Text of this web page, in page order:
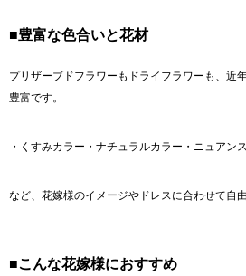
■豊富な色合いと花材
プリザーブドフラワーもドライフラワーも、近
豊富です。
・くすみカラー・ナチュラルカラー・ニュアン
など、花嫁様のイメージやドレスに合わせて自
■こんな花嫁様におすすめ